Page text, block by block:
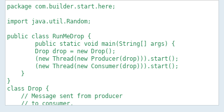
type Second struct {
	one *One
}
func NewSecond(one *One) *Second {
func (second *Second) run() {
	time.Sleep(1000)
	fmt.Println("run:after sleep:" + *second.one.msg)
	s_s_s := "try to change msg"
	second.one.msg = &s_s_s
}
package com.builder.start.here;
import java.util.Random;
public class RunMeDrop {
        Drop drop = new Drop();
        (new Thread(new Producer(drop))).start();
        (new Thread(new Consumer(drop))).start();
    }
}
class Drop {
    // Message sent from producer
    // to consumer.